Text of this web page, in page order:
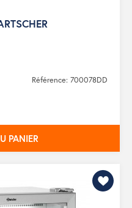
Référence: 700078DD
PANIER